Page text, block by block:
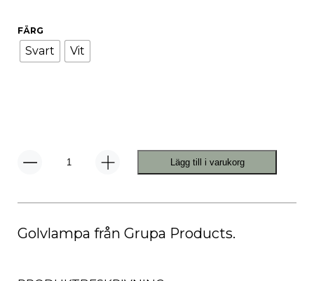
FÄRG
Svart Vit
Arigato
Lägg till i varukorg
Golvlampa från Grupa Products.